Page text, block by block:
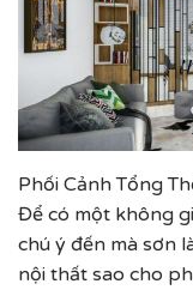
Phối Cảnh Tổng
Để có một không
chú ý đến mà sơn
nội thất sao cho